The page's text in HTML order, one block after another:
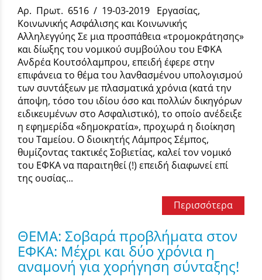
Αρ. Πρωτ. 6516 / 19-03-2019 Εργασίας,
Κοινωνικής Ασφάλισης και Κοινωνικής
Αλληλεγγύης Σε μια προσπάθεια «τρομοκράτησης»
και δίωξης του νομικού συμβούλου του ΕΦΚΑ
Ανδρέα Κουτσόλαμπρου, επειδή έφερε στην
επιφάνεια το θέμα του λανθασμένου υπολογισμού
των συντάξεων με πλασματικά χρόνια (κατά την
άποψη, τόσο του ιδίου όσο και πολλών δικηγόρων
ειδικευμένων στο Ασφαλιστικό), το οποίο ανέδειξε
η εφημερίδα «δημοκρατία», προχωρά η διοίκηση
του Ταμείου. Ο διοικητής Λάμπρος Σέμπος,
θυμίζοντας τακτικές Σοβιετίας, καλεί τον νομικό
του ΕΦΚΑ να παραιτηθεί (!) επειδή διαφωνεί επί
της ουσίας...
Περισσότερα
ΘΕΜΑ: Σοβαρά προβλήματα στον
ΕΦΚΑ: Μέχρι και δύο χρόνια η
αναμονή για χορήγηση σύνταξης!